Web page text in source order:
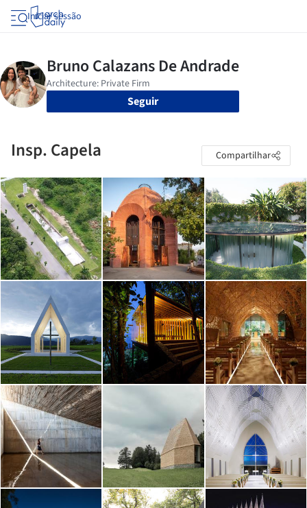
Iniciar sessão
Seguir
Insp. Capela Compartilhar